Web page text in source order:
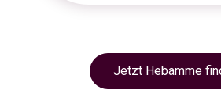
Jetzt Hebamme